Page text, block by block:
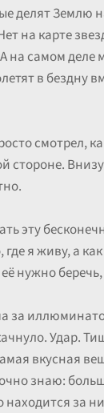
делят Землю
на карте
на самом
в бездну
смотрел,
стороне.
эту
я живу, а
нужно
Удар.
вкусная
знаю:
находится за